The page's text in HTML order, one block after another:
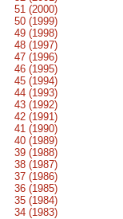
51 (2000)
50 (1999)
49 (1998)
48 (1997)
47 (1996)
46 (1995)
45 (1994)
44 (1993)
43 (1992)
42 (1991)
41 (1990)
40 (1989)
39 (1988)
38 (1987)
37 (1986)
36 (1985)
35 (1984)
34 (1983)